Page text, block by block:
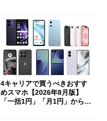
4キャリアで買うべきおすす
めスマホ【2026年8月版】
「一括1円」「月1円」からお